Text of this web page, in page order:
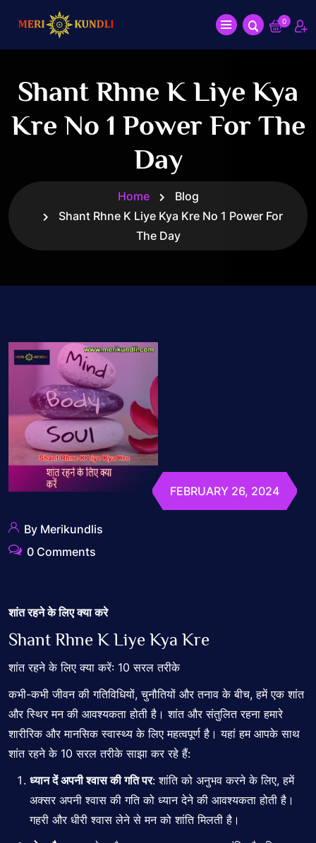
0
Shant Rhne K Liye Kya
Kre No 1 Power For The
Day
Home
Blog
Shant Rhne K Liye Kya Kre No 1 Power For
The Day
FEBRUARY 26, 2024
By Merikundlis
0 Comments
शांत रहने के लिए क्या करे
Shant Rhne K Liye Kya Kre
शांत रहने के लिए क्या करें: 10 सरल तरीके
कभी-कभी जीवन की गतिविधियों, चुनौतियों और तनाव के बीच, हमें एक शांत
और स्थिर मन की आवश्यकता होती है। शांत और संतुलित रहना हमारे
शारीरिक और मानसिक स्वास्थ्य के लिए महत्वपूर्ण है। यहां हम आपके साथ
शांत रहने के 10 सरल तरीके साझा कर रहे हैं:
ध्यान दें अपनी श्वास की गति पर: शांति को अनुभव करने के लिए, हमें
अक्सर अपनी श्वास की गति को ध्यान देने की आवश्यकता होती है।
गहरी और धीरी श्वास लेने से मन को शांति मिलती है।